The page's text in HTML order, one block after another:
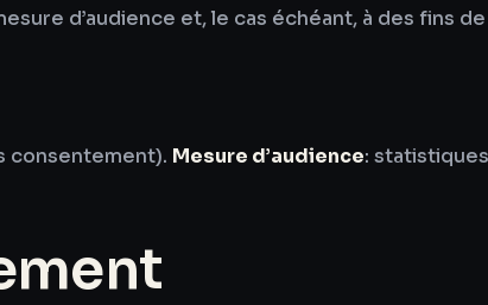
d’audience et, le cas échéant, à des fins
consentement). Mesure d’audience: